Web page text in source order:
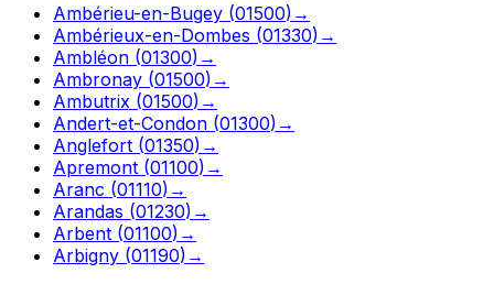
Ambérieu-en-Bugey (01500) →
Ambérieux-en-Dombes (01330) →
Ambléon (01300) →
Ambronay (01500) →
Ambutrix (01500) →
Andert-et-Condon (01300) →
Anglefort (01350) →
Apremont (01100) →
Aranc (01110) →
Arandas (01230) →
Arbent (01100) →
Arbigny (01190) →